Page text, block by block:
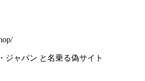
ジャパン と名乗る偽サイト